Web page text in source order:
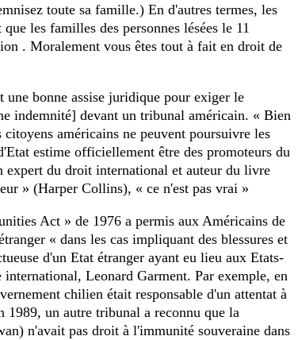
toute sa famille.) En d'autres termes, les
les familles des personnes lésées le 11
. Moralement vous êtes tout à fait en droit de
une bonne assise juridique pour exiger le
indemnité] devant un tribunal américain. « Bien
américains ne peuvent poursuivre les
estime officiellement être des promoteurs du
du droit international et auteur du livre
» (Harper Collins), « ce n'est pas vrai »
Act » de 1976 a permis aux Américains de
« dans les cas impliquant des blessures et
d'un Etat étranger ayant eu lieu aux Etats-
Leonard Garment. Par exemple, en
chilien était responsable d'un attentat à
un autre tribunal a reconnu que la
n'avait pas droit à l'immunité souveraine dans